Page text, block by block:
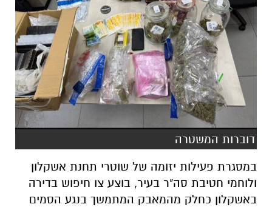
דוברות המשטרה
במסגרת פעילות יזומה של שוטרי תחנת אשקלון
ולוחמי חטיבת סה"ר בעיר, בוצע צו חיפוש בדירה
באשקלון כחלק מהמאבק המתמשך בנגע הסמים